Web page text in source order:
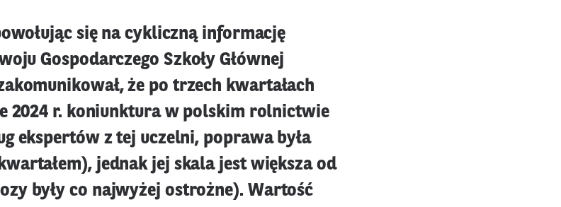
się na cykliczną informację
Gospodarczego Szkoły Głównej
że po trzech kwartałach
2024 r. koniunktura w polskim rolnictwie
ekspertów z tej uczelni, poprawa była
jednak jej skala jest większa od
były co najwyżej ostrożne). Wartość